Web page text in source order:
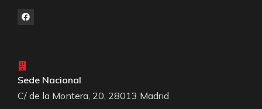
Sede Nacional
C/ de la Montera, 20, 28013 Madrid